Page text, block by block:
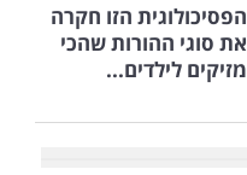
הפסיכולוגית הזו חקרה
את סוגי ההורות שהכי
מזיקים לילדים...